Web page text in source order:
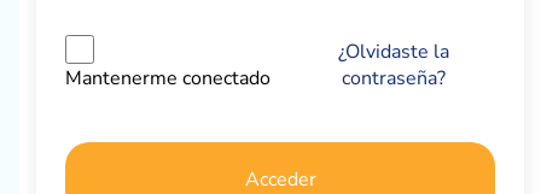
Mantenerme conectado
¿Olvidaste la
contraseña?
Acceder